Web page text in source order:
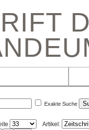
Exakte Suche
Artikel: